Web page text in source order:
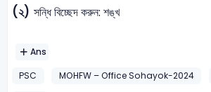
(২) সন্ধি বিচ্ছেদ করুন: শঙ্খ
Ans
PSC
MOHFW – Office Sohayok-2024